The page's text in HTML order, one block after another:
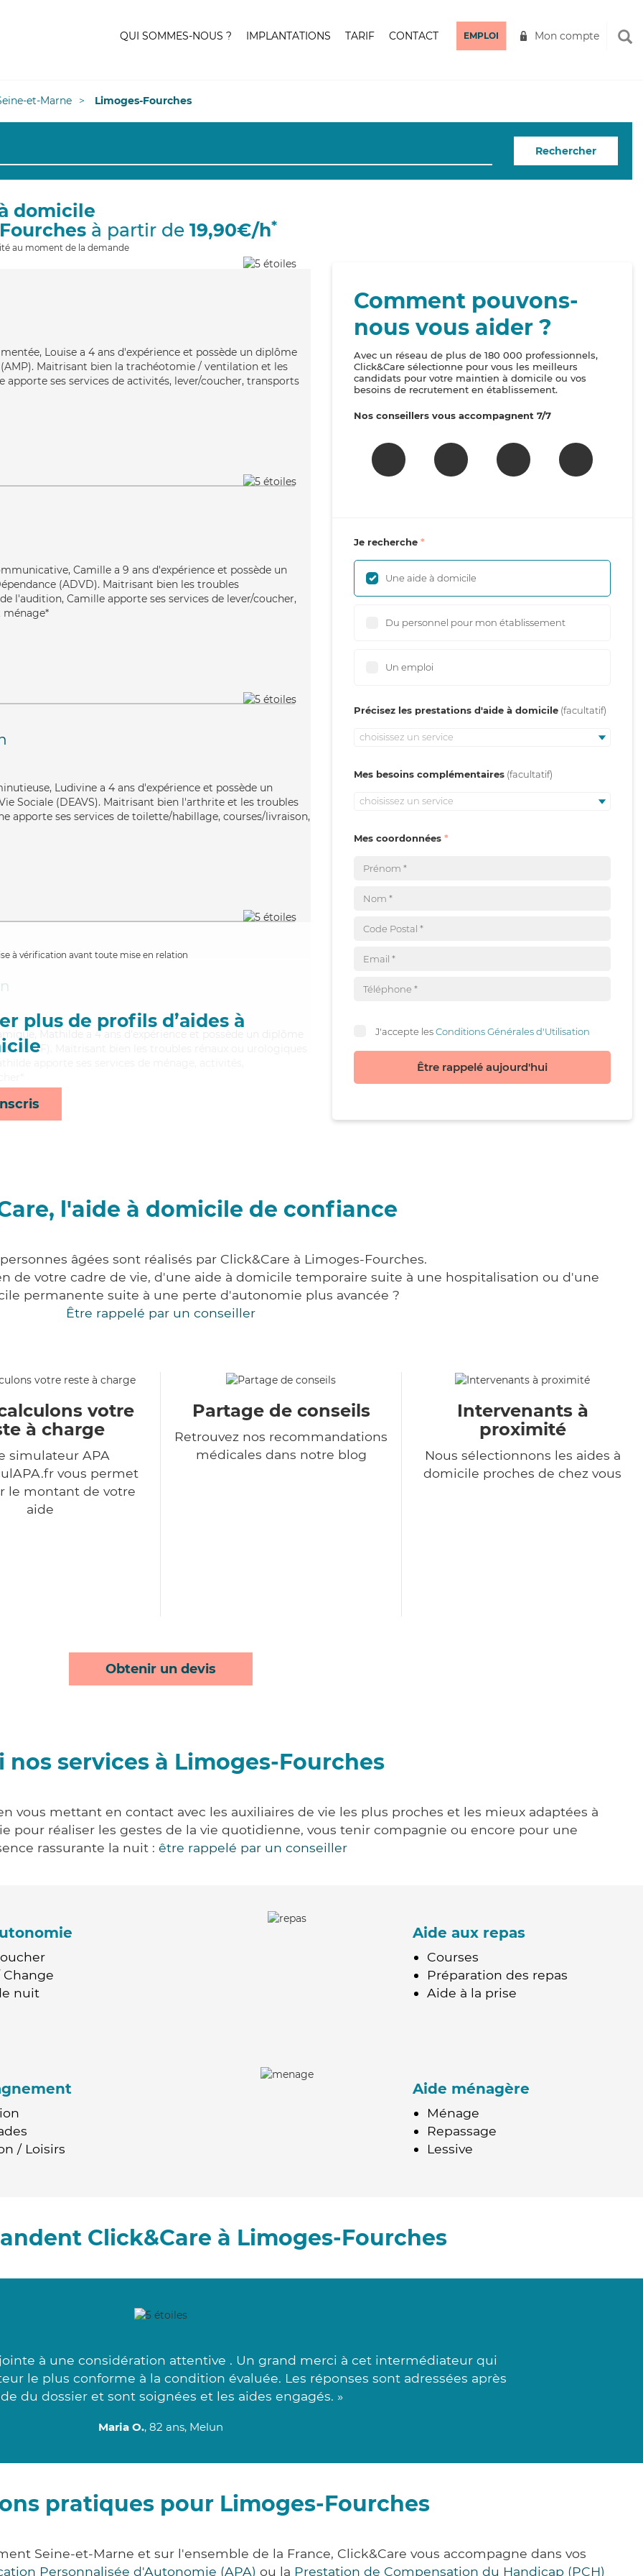
QUI SOMMES-NOUS ? IMPLANTATIONS TARIF CONTACT EMPLOI Mon compte
et-Marne Limoges-Fourches
Rechercher
domicile
à partir de 19,90€/h*
au moment de la demande
Louise a 4 ans d'expérience et possède un diplôme
Maitrisant bien la trachéotomie / ventilation et les
apporte ses services de activités, lever/coucher, transports
Camille a 9 ans d'expérience et possède un
(ADVD). Maitrisant bien les troubles
l'audition, Camille apporte ses services de lever/coucher,
Ludivine a 4 ans d'expérience et possède un
Sociale (DEAVS). Maitrisant bien l'arthrite et les troubles
apporte ses services de toilette/habillage, courses/livraison,
à vérification avant toute mise en relation
plus de profils d’aides à
Mathilde a 4 ans d'expérience et possède un diplôme
(ADVF). Maitrisant bien les troubles rénaux ou urologiques
Comment pouvons-
nous vous aider ?
Avec un réseau de plus de 180 000 professionnels,
Click&Care sélectionne pour vous les meilleurs
candidats pour votre maintien à domicile ou vos
besoins de recrutement en établissement.
Nos conseillers vous accompagnent 7/7
Je recherche
Une aide à domicile
Du personnel pour mon établissement
Un emploi
Précisez les prestations d'aide à domicile
choisissez un service
Mes besoins complémentaires
choisissez un service
Mes coordonnées
J'accepte lesConditions Générales d'Utilisation
Être rappelé aujourd'hui
l'aide à domicile de confiance
âgées sont réalisés par Click&Care à Limoges-Fourches.
de votre cadre de vie, d'une aide à domicile temporaire suite à une hospitalisation ou d'une
permanente suite à une perte d'autonomie plus avancée ?
Être rappelé par un conseiller
votre
à charge
simulateur APA
vous permet
le montant de votre
aide
Partage de conseils
Retrouvez nos recommandations
médicales dans notre blog
Intervenants à
proximité
Nous sélectionnons les aides à
domicile proches de chez vous
Obtenir un devis
nos services à Limoges-Fourches
vous mettant en contact avec les auxiliaires de vie les plus proches et les mieux adaptées à
pour réaliser les gestes de la vie quotidienne, vous tenir compagnie ou encore pour une
rassurante la nuit : être rappelé par un conseiller
nuit
Aide aux repas
Courses
Préparation des repas
Aide à la prise
/ Loisirs
Aide ménagère
Ménage
Repassage
Lessive
Click&Care à Limoges-Fourches
à une considération attentive . Un grand merci à cet intermédiateur qui
le plus conforme à la condition évaluée. Les réponses sont adressées après
du dossier et sont soignées et les aides engagés. »
Maria O., 82 ans, Melun
pratiques pour Limoges-Fourches
Seine-et-Marne et sur l'ensemble de la France, Click&Care vous accompagne dans vos
Personnalisée d'Autonomie (APA) ou la Prestation de Compensation du Handicap (PCH)